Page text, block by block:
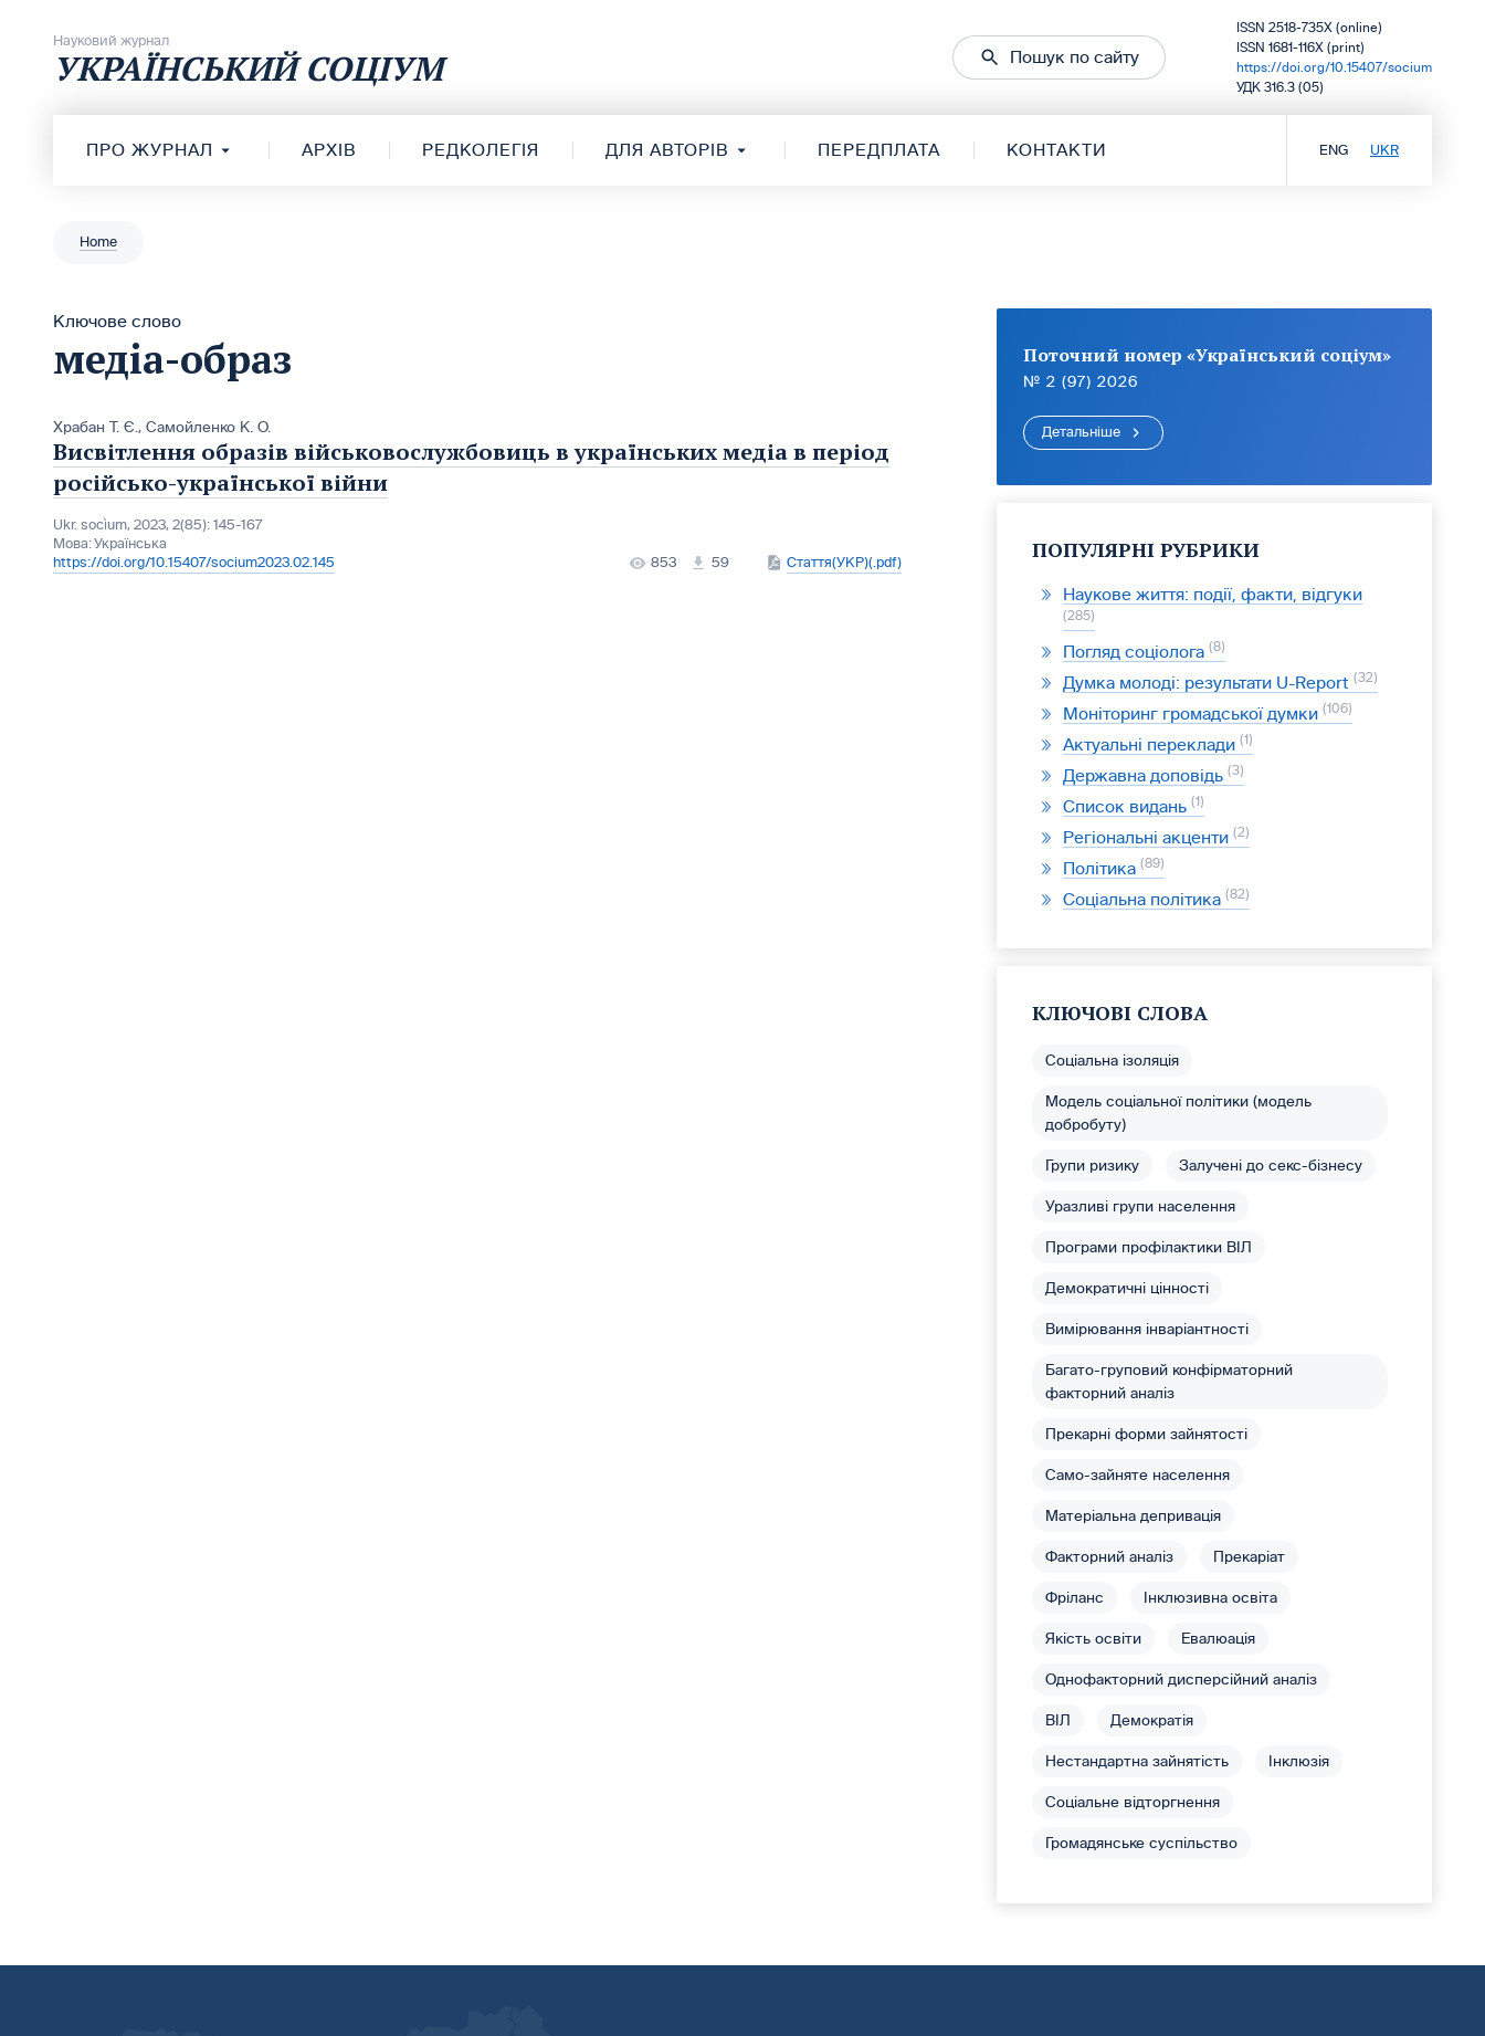
Науковий журнал
УКРАЇНСЬКИЙ СОЦІУМ Пошук по сайту
ISSN 2518-735X (online)
ISSN 1681-116X (print)
https://doi.org/10.15407/socium
УДК 316.3 (05)
ПРО ЖУРНАЛ АРХІВ РЕДКОЛЕГІЯ ДЛЯ АВТОРІВ ПЕРЕДПЛАТА КОНТАКТИ ENG UKR
Home
Ключове слово
медіа-образ
Храбан Т. Є., Самойленко К. О.
Висвітлення образів військовослужбовиць в українських медіа в період
російсько-української війни
Ukr. socìum, 2023, 2(85): 145-167
Мова:Українська
https://doi.org/10.15407/socium2023.02.145
853 59 Стаття(УКР)(.pdf)
Поточний номер «Український соціум»
№ 2 (97) 2026
Детальніше
ПОПУЛЯРНІ РУБРИКИ
Наукове життя: події, факти, відгуки
285
Погляд соціолога 8
Думка молоді: результати U-Report 32
Моніторинг громадської думки 106
Актуальні переклади 1
Державна доповідь 3
Список видань 1
Регіональні акценти 2
Політика 89
Соціальна політика 82
КЛЮЧОВІ СЛОВА
Соціальна ізоляція
Модель соціальної політики (модель
добробуту)
Групи ризику Залучені до секс-бізнесу
Уразливі групи населення
Програми профілактики ВІЛ
Демократичні цінності
Вимірювання інваріантності
Багато-груповий конфірматорний
факторний аналіз
Прекарні форми зайнятості
Само-зайняте населення
Матеріальна депривація
Факторний аналіз Прекаріат
Фріланс Інклюзивна освіта
Якість освіти Евалюація
Однофакторний дисперсійний аналіз
ВІЛ Демократія
Нестандартна зайнятість Інклюзія
Соціальне відторгнення
Громадянське суспільство